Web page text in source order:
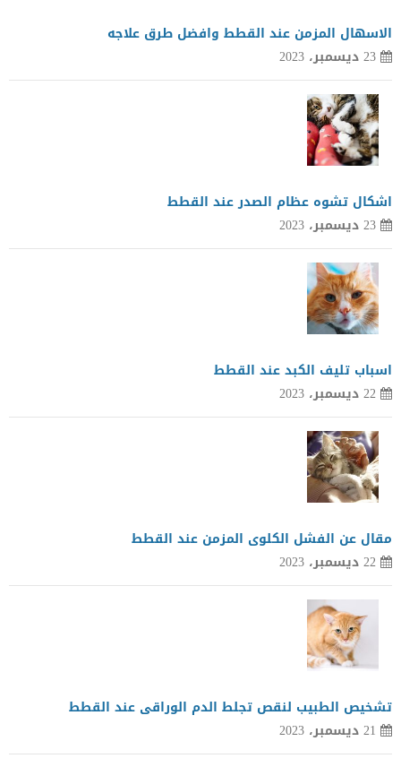
الاسهال المزمن عند القطط وافضل طرق علاجه
23 ديسمبر، 2023
اشكال تشوه عظام الصدر عند القطط
23 ديسمبر، 2023
اسباب تليف الكبد عند القطط
22 ديسمبر، 2023
مقال عن الفشل الكلوى المزمن عند القطط
22 ديسمبر، 2023
تشخيص الطبيب لنقص تجلط الدم الوراقى عند القطط
21 ديسمبر، 2023